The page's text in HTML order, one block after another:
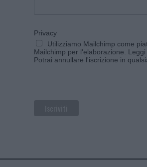
Privacy
Utilizziamo Mailchimp come
Mailchimp per l'elaborazione.
Potrai annullare l'iscrizione in